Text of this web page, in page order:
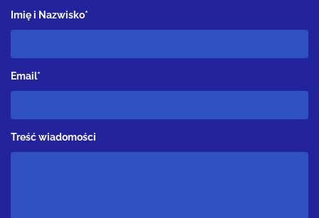
Imię i Nazwisko*
Email*
Treść wiadomości